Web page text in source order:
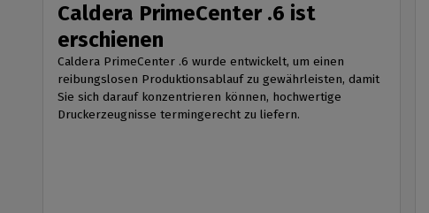
Caldera PrimeCenter .6 ist
erschienen
Caldera PrimeCenter .6 wurde entwickelt, um einen
reibungslosen Produktionsablauf zu gewährleisten, damit
Sie sich darauf konzentrieren können, hochwertige
Druckerzeugnisse termingerecht zu liefern.